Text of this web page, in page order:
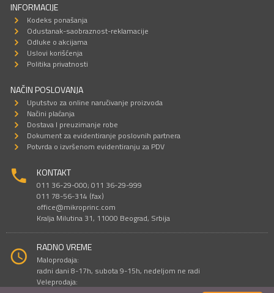
INFORMACIJE
Kodeks ponašanja
Odustanak-saobraznost-reklamacije
Odluke o akcijama
Uslovi korišćenja
Politika privatnosti
NAČIN POSLOVANJA
Uputstvo za online naručivanje proizvoda
Načini plaćanja
Dostava I preuzimanje robe
Dokument za evidentiranje poslovnih partnera
Potvrda o izvršenom evidentiranju za PDV
KONTAKT
011 36-29-000; 011 36-29-999
011 78-56-314 (fax)
office@mikroprinc.com
Kralja Milutina 31, 11000 Beograd, Srbija
RADNO VREME
Maloprodaja:
radni dani 8-17h, subota 9-15h, nedeljom ne radi
Veleprodaja: